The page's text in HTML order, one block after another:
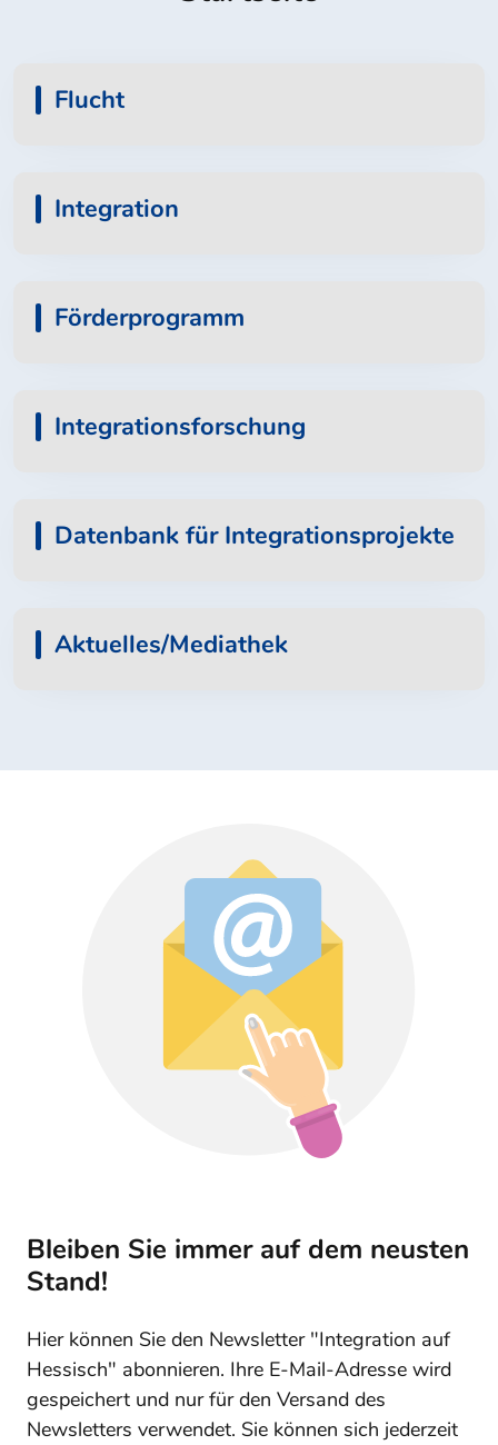
Flucht
Integration
Förderprogramm
Integrationsforschung
Datenbank für Integrationsprojekte
Aktuelles/Mediathek
Bleiben Sie immer auf dem neusten
Stand!
Hier können Sie den Newsletter "Integration auf
Hessisch" abonnieren. Ihre E-Mail-Adresse wird
gespeichert und nur für den Versand des
Newsletters verwendet. Sie können sich jederzeit